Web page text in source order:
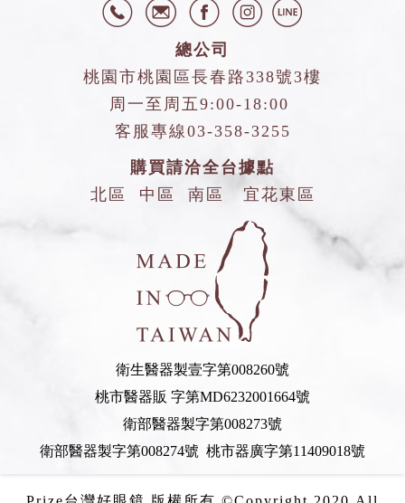
總公司
桃園市桃園區長春路338號3樓
周一至周五9:00-18:00
客服專線03-358-3255
購買請洽全台據點
北區
中區 南區 宜花東區
衛生醫器製壹字第008260號
桃市醫器販 字第MD6232001664號
衛部醫器製字第008273號
衛部醫器製字第008274號 桃市器廣字第11409018號